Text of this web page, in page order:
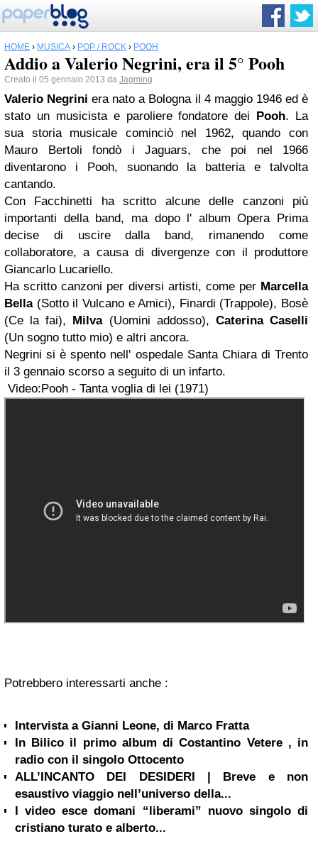
HOME › MUSICA › POP / ROCK › POOH
Addio a Valerio Negrini, era il 5° Pooh
Creato il 05 gennaio 2013 da Jagming
Valerio Negrini era nato a Bologna il 4 maggio 1946 ed è
stato un musicista e paroliere fondatore dei Pooh. La
sua storia musicale cominciò nel 1962, quando con
Mauro Bertoli fondò i Jaguars, che poi nel 1966
diventarono i Pooh, suonando la batteria e talvolta
cantando.
Con Facchinetti ha scritto alcune delle canzoni più
importanti della band, ma dopo l' album Opera Prima
decise di uscire dalla band, rimanendo come
collaboratore, a causa di divergenze con il produttore
Giancarlo Lucariello.
Ha scritto canzoni per diversi artisti, come per Marcella
Bella(Sotto il Vulcano e Amici), Finardi (Trappole), Bosè
(Ce la fai), Milva(Uomini addosso), Caterina Caselli
(Un sogno tutto mio) e altri ancora.
Negrini si è spento nell' ospedale Santa Chiara di Trento
il 3 gennaio scorso a seguito di un infarto.
Video:Pooh - Tanta voglia di lei (1971)
Potrebbero interessarti anche :
Intervista a Gianni Leone, di Marco Fratta
In Bilico il primo album di Costantino Vetere , in
radio con il singolo Ottocento
ALL’INCANTO DEI DESIDERI | Breve e non
esaustivo viaggio nell’universo della...
I video esce domani “liberami” nuovo singolo di
cristiano turato e alberto...